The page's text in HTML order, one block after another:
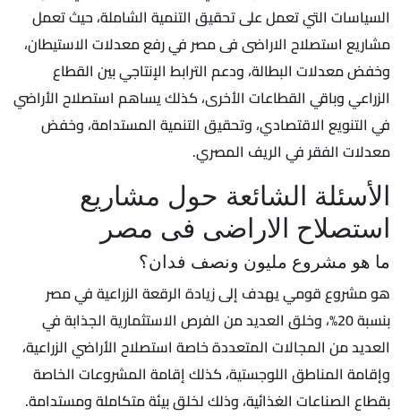
السياسات التي تعمل على تحقيق التنمية الشاملة، حيث تعمل
مشاريع استصلاح الاراضى فى مصر في رفع معدلات الاستيطان،
وخفض معدلات البطالة، ودعم الترابط الإنتاجي بين القطاع
الزراعي وباقي القطاعات الأخرى، كذلك يساهم استصلاح الأراضي
في التنويع الاقتصادي، وتحقيق التنمية المستدامة، وخفض
معدلات الفقر في الريف المصري.
الأسئلة الشائعة حول مشاريع
استصلاح الاراضى فى مصر
ما هو مشروع مليون ونصف فدان؟
هو مشروع قومي يهدف إلى زيادة الرقعة الزراعية في مصر
بنسبة 20%، وخلق العديد من الفرص الاستثمارية الجذابة في
العديد من المجالات المتعددة خاصة استصلاح الأراضي الزراعية،
وإقامة المناطق اللوجستية، كذلك إقامة المشروعات الخاصة
بقطاع الصناعات الغذائية، وذلك لخلق بيئة متكاملة ومستدامة.